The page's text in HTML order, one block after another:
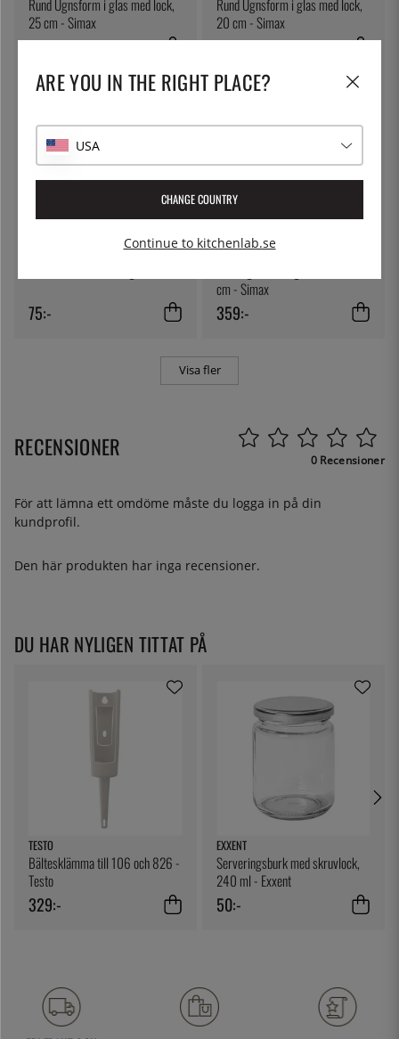
Rund Ugnsform i glas med lock,
25 cm - Simax
395:-
Rund Ugnsform i glas med lock,
20 cm - Simax
289:-
75:-
SIMAX
cm - Simax
359:-
Visa fler
RECENSIONER 0 Recensioner
För att lämna ett omdöme måste du logga in på din
kundprofil.
Den här produkten har inga recensioner.
DU HAR NYLIGEN TITTAT PÅ
TESTO
Bältesklämma till 106 och 826 -
Testo
329:-
EXXENT
Serveringsburk med skruvlock,
240 ml - Exxent
50:-
ARE YOU IN THE RIGHT PLACE?
USA
CHANGE COUNTRY
Continue to kitchenlab.se